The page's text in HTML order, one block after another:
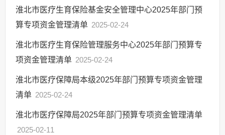
淮北市医疗生育保险基金安全管理中心2025年部门预
算专项资金管理清单 2025-02-24
淮北市医疗生育保险管理服务中心2025年部门预算专
项资金管理清单 2025-02-24
淮北市医疗保障局本级2025年部门预算专项资金管理
清单 2025-02-24
淮北市医疗保障局2025年部门预算专项资金管理清单
2025-02-11